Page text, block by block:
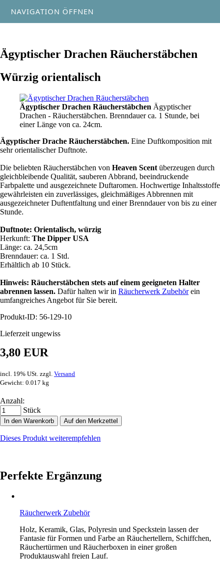
NAVIGATION ÖFFNEN
Ägyptischer Drachen Räucherstäbchen
Würzig orientalisch
Ägyptischer Drachen Räucherstäbchen Ägyptischer
Drachen - Räucherstäbchen. Brenndauer ca. 1 Stunde, bei
einer Länge von ca. 24cm.
Ägyptischer Drache Räucherstäbchen. Eine Duftkomposition mit
sehr orientalischer Duftnote.
Die beliebten Räucherstäbchen von Heaven Scent überzeugen durch
gleichbleibende Qualität, sauberen Abbrand, beeindruckende
Farbpalette und ausgezeichnete Duftaromen. Hochwertige Inhaltsstoffe
gewährleisten ein zuverlässiges, gleichmäßiges Abbrennen mit
ausgezeichneter Duftentfaltung und einer Brenndauer von bis zu einer
Stunde.
Duftnote: Orientalisch, würzig
Herkunft: The Dipper USA
Länge: ca. 24,5cm
Brenndauer: ca. 1 Std.
Erhältlich ab 10 Stück.
Hinweis: Räucherstäbchen stets auf einem geeigneten Halter
abrennen lassen. Dafür halten wir in Räucherwerk Zubehörein
umfangreiches Angebot für Sie bereit.
Produkt-ID: 56-129-10
Lieferzeit ungewiss
3,80 EUR
incl. 19% USt. zzgl. Versand
Gewicht: 0.017 kg
Anzahl:
Stück
In den Warenkorb Auf den Merkzettel
Dieses Produkt weiterempfehlen
Perfekte Ergänzung
Räucherwerk Zubehör
Holz, Keramik, Glas, Polyresin und Speckstein lassen der
Fantasie für Formen und Farbe an Räuchertellern, Schiffchen,
Räuchertürmen und Räucherboxen in einer großen
Produktauswahl freien Lauf.